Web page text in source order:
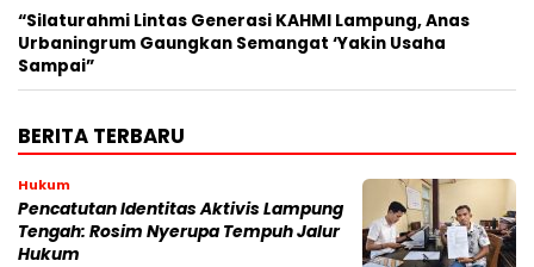
“Silaturahmi Lintas Generasi KAHMI Lampung, Anas
Urbaningrum Gaungkan Semangat ‘Yakin Usaha
Sampai”
BERITA TERBARU
Hukum
Pencatutan Identitas Aktivis Lampung
Tengah: Rosim Nyerupa Tempuh Jalur
Hukum